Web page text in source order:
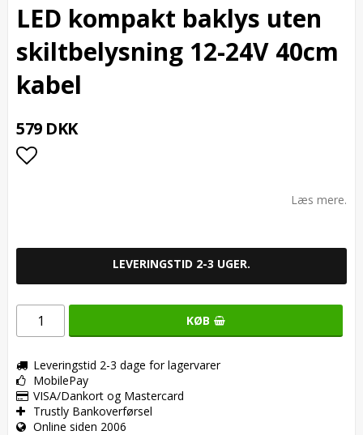
LED kompakt baklys uten
skiltbelysning 12-24V 40cm
kabel
579 DKK
Læs mere.
LEVERINGSTID 2-3 UGER.
KØB
Leveringstid 2-3 dage for lagervarer
MobilePay
VISA/Dankort og Mastercard
Trustly Bankoverførsel
Online siden 2006